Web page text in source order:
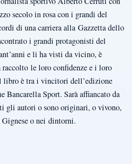
secolo in rosa con i grandi del
di una carriera alla Gazzetta dello
i grandi protagonisti del
e li ha visti da vicino, è
raccolto le loro confidenze e i loro
è tra i vincitori dell’edizione
Bancarella Sport. Sarà affiancato da
gli autori o sono originari, o vivono,
Gignese o nei dintorni.